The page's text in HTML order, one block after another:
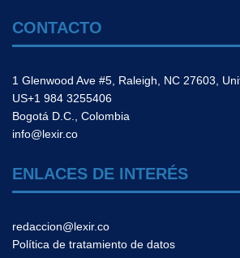
CONTACTO
1 Glenwood Ave #5, Raleigh, NC 27603,
US+1 984 3255406
Bogotá D.C., Colombia
info@lexir.co
ENLACES DE INTERÉS
redaccion@lexir.co
Política de tratamiento de datos